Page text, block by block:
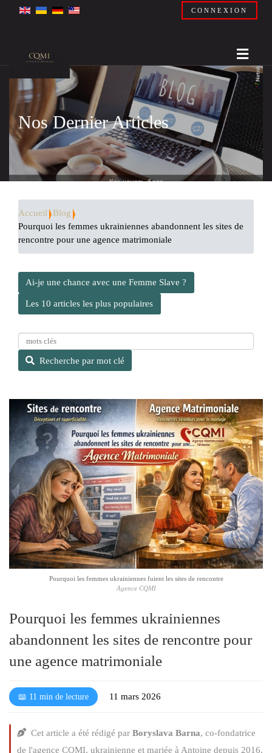
CONNEXION
Nos Dernier Articles
Accueil
Blog
Pourquoi les femmes ukrainiennes abandonnent les sites de
rencontre pour une agence matrimoniale
Ai-je une chance avec une Femme Slave ?
Les 10 articles les plus populaires
e
c
h
e
p
r
m
o
t
c
l
é
Recherche par mot clé
Pourquoi les femmes ukrainiennes fuient les sites de rencontre
Agence CQMI
Pourquoi les femmes ukrainiennes
abandonnent les sites de rencontre pour
une agence matrimoniale
📖 11 min de lecture 11 mars 2026
Cet article a été rédigé par Boryslava Barna, co-fondatrice
de l'agence CQMI, ukrainienne et mariée à Antoine depuis 2016.